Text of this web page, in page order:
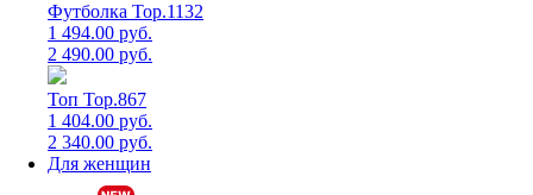
Футболка Top.1132
1 494.00 руб.
2 490.00 руб.
Топ Top.867
1 404.00 руб.
2 340.00 руб.
Для женщин